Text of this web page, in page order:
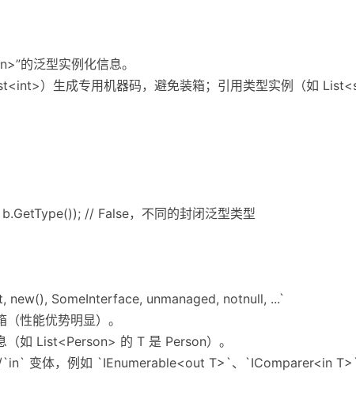
的泛型实例化信息。
）生成专用机器码，避免装箱；引用类型实例（如
// False，不同的封闭泛型类型
new(), SomeInterface, unmanaged, notnull, ...`
性能优势明显）。
如 List<Person> 的 T 是 Person）。
变体，例如 `IEnumerable<out T>`、`IComparer<in T>`